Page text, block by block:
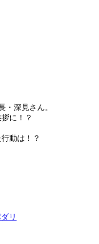
・深見さん。
に！？
動は！？
リ